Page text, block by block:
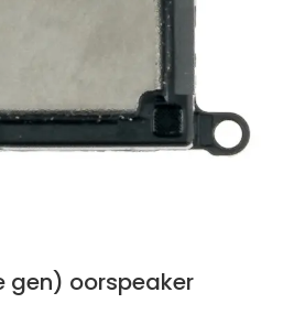
gen) oorspeaker